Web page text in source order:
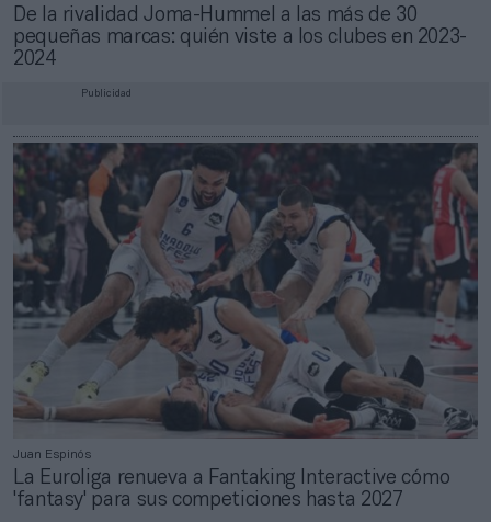
De la rivalidad Joma-Hummel a las más de 30
pequeñas marcas: quién viste a los clubes en 2023-
2024
Publicidad
Juan Espinós
La Euroliga renueva a Fantaking Interactive cómo
'fantasy' para sus competiciones hasta 2027